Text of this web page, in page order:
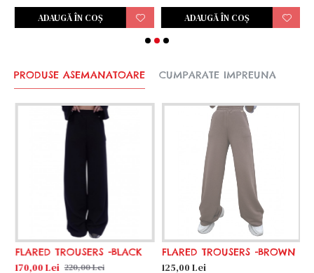
ADAUGĂ ÎN COŞ ADAUGĂ ÎN COŞ
PRODUSE ASEMANATOARE CUMPARATE IMPREUNA
FLARED TROUSERS -BLACK
170,00 Lei 220,00 Lei
FLARED TROUSERS -BROWN
125,00 Lei